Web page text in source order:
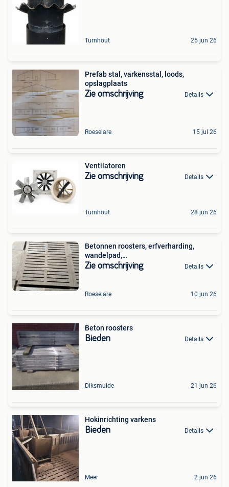
Turnhout 25 jun 26
Prefab stal, varkensstal, loods,
opslagplaats
Zie omschrijving Details
Roeselare 15 jul 26
Ventilatoren
Zie omschrijving Details
Turnhout 28 jun 26
Betonnen roosters, erfverharding,
wandelpad,…
Zie omschrijving Details
Roeselare 10 jun 26
Beton roosters
Bieden Details
Diksmuide 21 jun 26
Hokinrichting varkens
Bieden Details
Meer 2 jun 26